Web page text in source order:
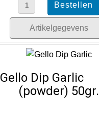
Artikelgegevens
Gello Dip Garlic
(powder) 50gr.